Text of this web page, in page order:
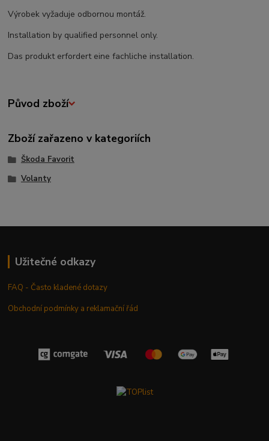
Výrobek vyžaduje odbornou montáž.
Installation by qualified personnel only.
Das produkt erfordert eine fachliche installation.
Původ zboží
Zboží zařazeno v kategoriích
Škoda Favorit
Volanty
Užitečné odkazy
FAQ - Často kladené dotazy
Obchodní podmínky a reklamační řád